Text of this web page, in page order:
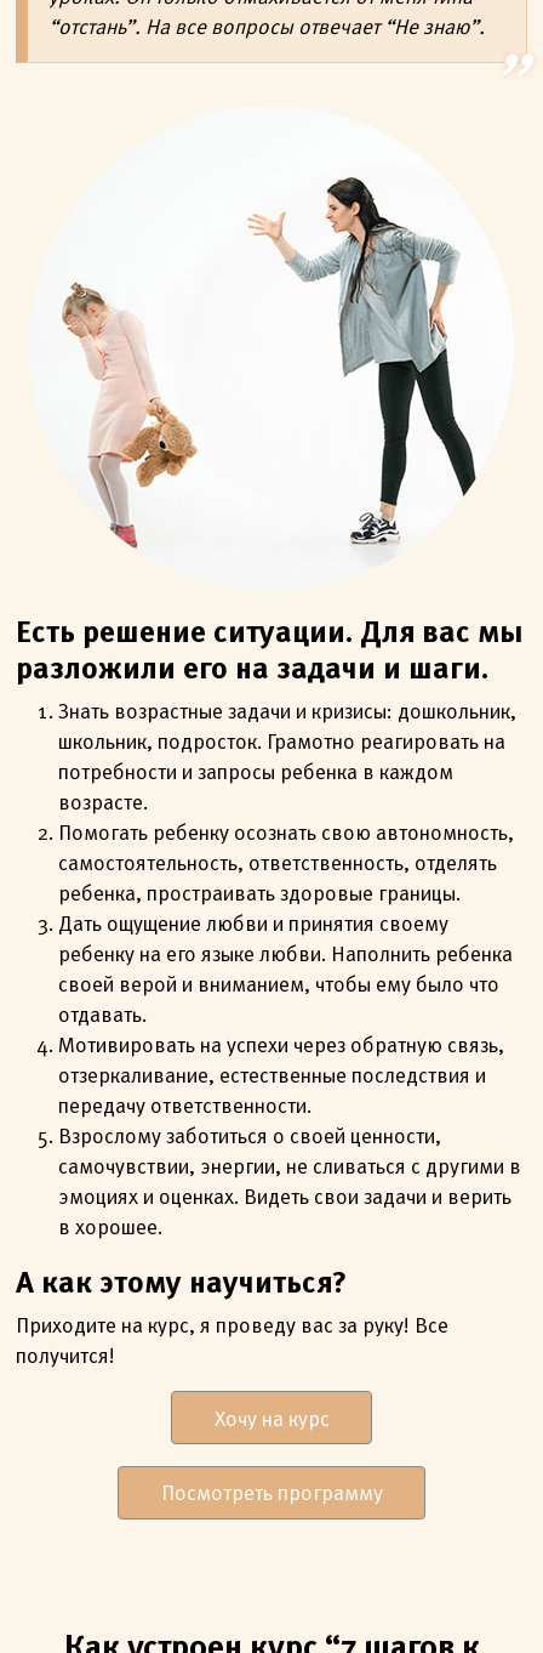
“отстань”. На все вопросы отвечает “Не знаю”.
Есть решение ситуации. Для вас мы
разложили его на задачи и шаги.
Знать возрастные задачи и кризисы: дошкольник,
школьник, подросток. Грамотно реагировать на
потребности и запросы ребенка в каждом
возрасте.
Помогать ребенку осознать свою автономность,
самостоятельность, ответственность, отделять
ребенка, простраивать здоровые границы.
Дать ощущение любви и принятия своему
ребенку на его языке любви. Наполнить ребенка
своей верой и вниманием, чтобы ему было что
отдавать.
Мотивировать на успехи через обратную связь,
отзеркаливание, естественные последствия и
передачу ответственности.
Взрослому заботиться о своей ценности,
самочувствии, энергии, не сливаться с другими в
эмоциях и оценках. Видеть свои задачи и верить
в хорошее.
А как этому научиться?
Приходите на курс, я проведу вас за руку! Все
получится!
Хочу на курс
Посмотреть программу